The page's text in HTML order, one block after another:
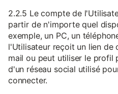
2.2.5 Le compte de
partir de n'importe quel
exemple, un PC, un
l'Utilisateur reçoit un lien de
mail ou peut utiliser le profil
d'un réseau social utilisé
connecter.